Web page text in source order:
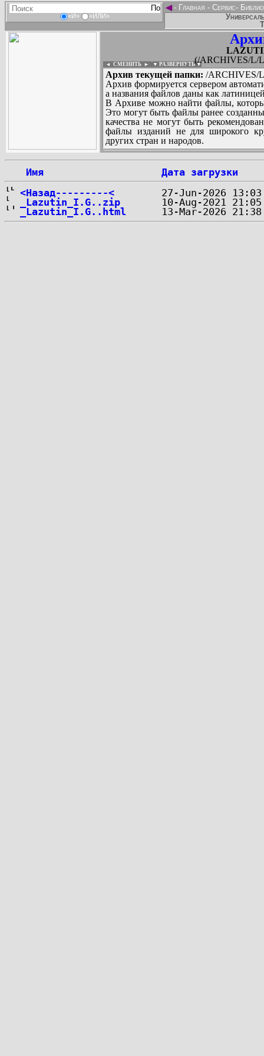
«И» «ИЛИ»
◄- Главная - Сервис-
(/ARCHIVES/L/
◄ СМЕНИТЬ ► ▼ РАЗВЕРНУТЬ ▼
Архив текущей папки: /ARCHIVES/
Архив формируется сервером
а названия файлов даны как
В Архиве можно найти файлы,
Это могут быть файлы ранее
качества не могут быть
файлы изданий не для широкого
других стран и народов.
Имя
Дата загрузки
<Назад---------<
_Lazutin_I.G..zip
_Lazutin_I.G..html